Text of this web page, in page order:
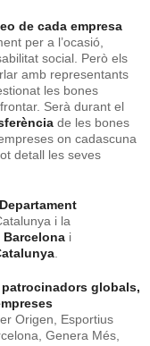
de cada empresa
per a l’ocasió,
social. Però els
amb representants
les bones
Serà durant el
de les bones
on cadascuna
detall les seves
Departament
i la
Barcelona i
patrocinadors globals,
Origen, Esportius
Genera Més,